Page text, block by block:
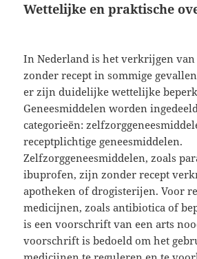
Wettelijke en praktische
In Nederland is het verkrijgen
zonder recept in sommige
er zijn duidelijke wettelijke
Geneesmiddelen worden
categorieën:
receptplichtige geneesmiddelen.
Zelfzorggeneesmiddelen, zoals
ibuprofen, zijn zonder recept
apotheken of drogisterijen. Voor
medicijnen, zoals antibiotica of
is een voorschrift van een arts
voorschrift is bedoeld om het